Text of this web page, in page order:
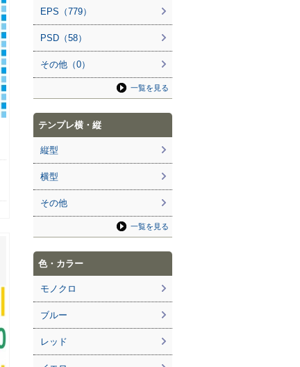
EPS（779）
PSD（58）
その他（0）
一覧を見る
テンプレ横・縦
縦型
横型
その他
一覧を見る
色・カラー
モノクロ
ブルー
レッド